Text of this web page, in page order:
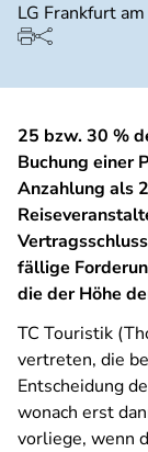
LG Frankfurt
25 bzw. 30 %
Buchung einer
Anzahlung als
fällige
die der Höhe
TC Touristik
vertreten, die
Entscheidung
wonach erst
vorliege, wenn